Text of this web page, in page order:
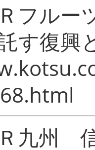
フルー
す復興
九州 信